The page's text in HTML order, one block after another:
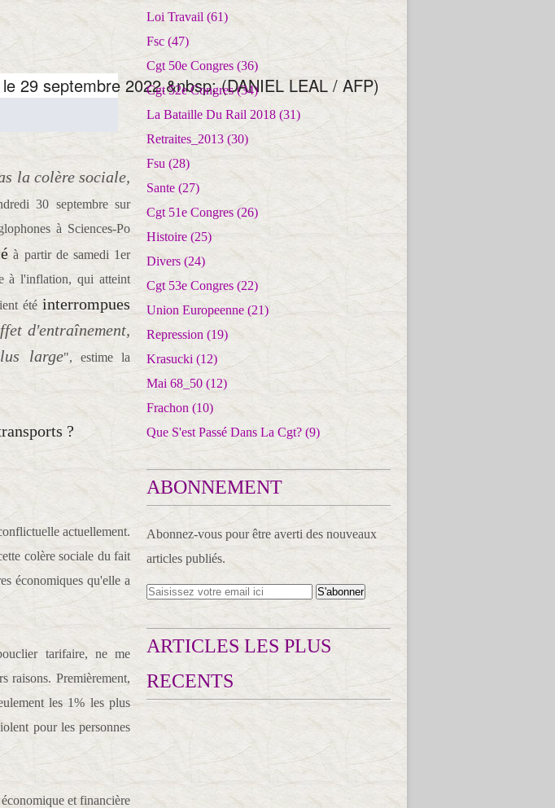
la colère sociale,
30 septembre sur
à Sciences-Po
à partir de samedi 1er
à l'inflation, qui atteint
été interrompues
d'entraînement,
large", estime la
?
actuellement.
colère sociale du fait
économiques qu'elle a
tarifaire, ne me
raisons. Premièrement,
les 1% les plus
pour les personnes
et financière
Loi Travail (61)
Fsc (47)
Cgt 50e Congres (36)
Cgt 52e Congres(34)
La Bataille Du Rail 2018 (31)
Retraites_2013 (30)
Fsu (28)
Sante (27)
Cgt 51e Congres (26)
Histoire (25)
Divers (24)
Cgt 53e Congres (22)
Union Europeenne (21)
Repression (19)
Krasucki (12)
Mai 68_50 (12)
Frachon (10)
Que S'est Passé Dans La Cgt? (9)
ABONNEMENT
Abonnez-vous pour être averti des nouveaux
articles publiés.
ARTICLES LES PLUS
RECENTS